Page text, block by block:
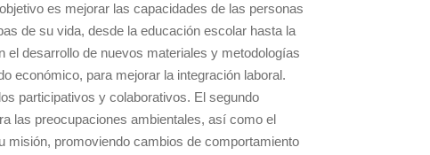
es mejorar las capacidades de las personas
de su vida, desde la educación escolar hasta la
el desarrollo de nuevos materiales y metodologías
económico, para mejorar la integración laboral.
participativos y colaborativos. El segundo
las preocupaciones ambientales, así como el
misión, promoviendo cambios de comportamiento